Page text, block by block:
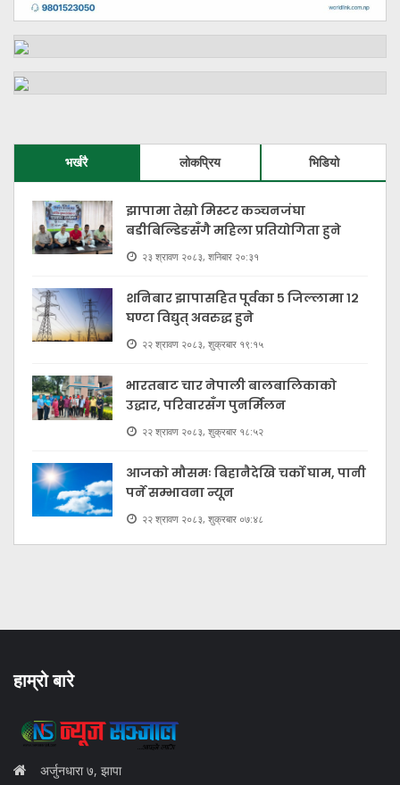
भर्खरै लोकप्रिय भिडियो
झापामा तेस्रो मिस्टर कञ्चनजंघा
बडीबिल्डिङसँगै महिला प्रतियोगिता हुने
२३ श्रावण २०८३, शनिबार २०:३१
शनिबार झापासहित पूर्वका ५ जिल्लामा १२
घण्टा विद्युत् अवरुद्ध हुने
२२ श्रावण २०८३, शुक्रबार १९:१५
भारतबाट चार नेपाली बालबालिकाको
उद्धार, परिवारसँग पुनर्मिलन
२२ श्रावण २०८३, शुक्रबार १८:५२
आजको मौसमः बिहानैदेखि चर्को घाम, पानी
पर्ने सम्भावना न्यून
२२ श्रावण २०८३, शुक्रबार ०७:४८
हाम्रो बारे
अर्जुनधारा ७, झापा